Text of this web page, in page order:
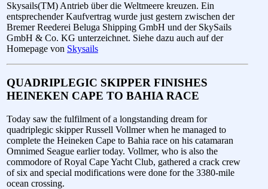
Skysails(TM) Antrieb über die Weltmeere kreuzen. Ein
entsprechender Kaufvertrag wurde just gestern zwischen der
Bremer Reederei Beluga Shipping GmbH und der SkySails
GmbH & Co. KG unterzeichnet. Siehe dazu auch auf der
Homepage von Skysails
QUADRIPLEGIC SKIPPER FINISHES
HEINEKEN CAPE TO BAHIA RACE
Today saw the fulfilment of a longstanding dream for
quadriplegic skipper Russell Vollmer when he managed to
complete the Heineken Cape to Bahia race on his catamaran
Omnimed Seague earlier today. Vollmer, who is also the
commodore of Royal Cape Yacht Club, gathered a crack crew
of six and special modifications were done for the 3380-mile
ocean crossing.